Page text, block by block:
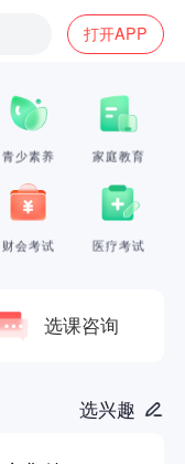
打开APP
青少素养 家庭教育
财会考试 医疗考试
选课咨询
选兴趣